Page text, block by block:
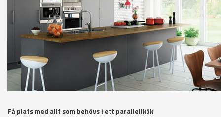
Få plats med allt som behövs i ett parallellkök